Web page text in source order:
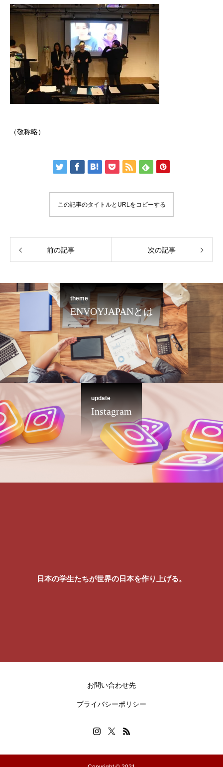
（敬称略）
この記事のタイトルとURLをコピーする
前の記事 次の記事
theme
ENVOYJAPANとは
update
Instagram
日本の学生たちが世界の日本を作り上げる。
お問い合わせ先
プライバシーポリシー